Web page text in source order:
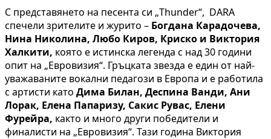
С представянето на песента си „Thunder“, DARA
спечели зрителите и журито – Богдана Карадочева,
Нина Николина, Любо Киров, Криско и Виктория
Халкити, която е истинска легенда с над 30 години
опит на „Евровизия“. Гръцката звезда е един от най-
уважаваните вокални педагози в Европа и е работила
с артисти като Дима Билан, Деспина Ванди, Ани
Лорак, Елена Папаризу, Сакис Рувас, Елени
Фурейра, както и много други победители и
финалисти на „Евровизия“. Тази година Виктория